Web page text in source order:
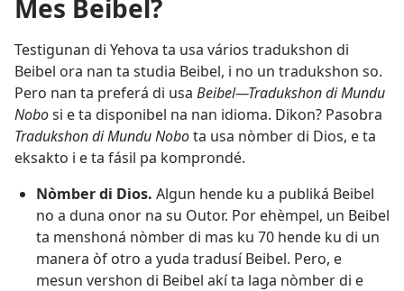
Mes Beibel?
Testigunan di Yehova ta usa vários tradukshon di
Beibel ora nan ta studia Beibel, i no un tradukshon so.
Pero nan ta preferá di usa Beibel—Tradukshon di Mundu
Nobosi e ta disponibel na nan idioma. Dikon? Pasobra
Tradukshon di Mundu Nobota usa nòmber di Dios, e ta
eksakto i e ta fásil pa komprondé.
Nòmber di Dios. Algun hende ku a publiká Beibel
no a duna onor na su Outor. Por ehèmpel, un Beibel
ta menshoná nòmber di mas ku 70 hende ku di un
manera òf otro a yuda tradusí Beibel. Pero, e
mesun vershon di Beibel akí ta laga nòmber di e